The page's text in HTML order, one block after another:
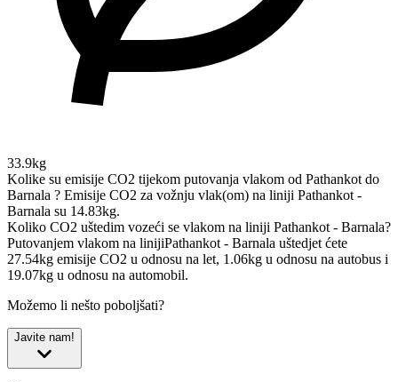
33.9kg
Kolike su emisije CO2 tijekom putovanja vlakom od Pathankot do
Barnala ? Emisije CO2 za vožnju vlak(om) na liniji Pathankot -
Barnala su 14.83kg.
Koliko CO2 uštedim vozeći se vlakom na liniji Pathankot - Barnala?
Putovanjem vlakom na linijiPathankot - Barnala uštedjet ćete
27.54kg emisije CO2 u odnosu na let, 1.06kg u odnosu na autobus i
19.07kg u odnosu na automobil.
Možemo li nešto poboljšati?
Javite nam!